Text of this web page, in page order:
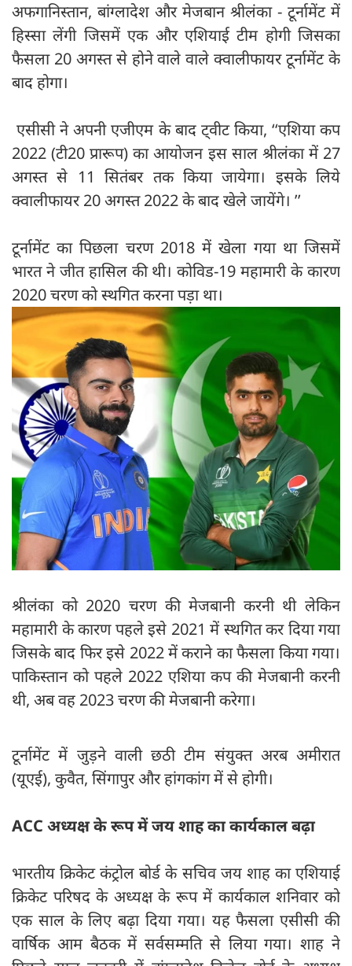
अफगानिस्तान, बांग्लादेश और मेजबान श्रीलंका - टूर्नामेंट में
हिस्सा लेंगी जिसमें एक और एशियाई टीम होगी जिसका
फैसला 20 अगस्त से होने वाले वाले क्वालीफायर टूर्नामेंट के
बाद होगा।
एसीसी ने अपनी एजीएम के बाद ट्वीट किया, ‘‘एशिया कप
2022 (टी20 प्रारूप) का आयोजन इस साल श्रीलंका में 27
अगस्त से 11 सितंबर तक किया जायेगा। इसके लिये
क्वालीफायर 20 अगस्त 2022 के बाद खेले जायेंगे। ’’
टूर्नामेंट का पिछला चरण 2018 में खेला गया था जिसमें
भारत ने जीत हासिल की थी। कोविड-19 महामारी के कारण
2020 चरण को स्थगित करना पड़ा था।
श्रीलंका को 2020 चरण की मेजबानी करनी थी लेकिन
महामारी के कारण पहले इसे 2021 में स्थगित कर दिया गया
जिसके बाद फिर इसे 2022 में कराने का फैसला किया गया।
पाकिस्तान को पहले 2022 एशिया कप की मेजबानी करनी
थी, अब वह 2023 चरण की मेजबानी करेगा।
टूर्नामेंट में जुड़ने वाली छठी टीम संयुक्त अरब अमीरात
(यूएई), कुवैत, सिंगापुर और हांगकांग में से होगी।
ACC अध्यक्ष के रूप में जय शाह का कार्यकाल बढ़ा
भारतीय क्रिकेट कंट्रोल बोर्ड के सचिव जय शाह का एशियाई
क्रिकेट परिषद के अध्यक्ष के रूप में कार्यकाल शनिवार को
एक साल के लिए बढ़ा दिया गया। यह फैसला एसीसी की
वार्षिक आम बैठक में सर्वसम्मति से लिया गया। शाह ने